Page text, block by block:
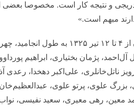
تدریجی و نتیجه کار است. مخصوصا
مبهم است.»
در این کنگره که با تمامی حواشی آن از ۴
آل‌احمد، پژمان بختیاری، ابراهیم
ناتل‌خانلری، علی‌اکبر دهخدا، رعدی
علوی، پرتو علوی،
رهی معیری، سعید نفیسی، نواب